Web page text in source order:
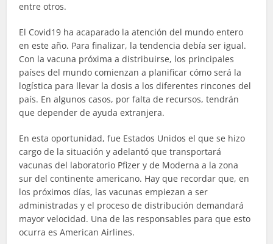
entre otros.
El Covid19 ha acaparado la atención del mundo entero
en este año. Para finalizar, la tendencia debía ser igual.
Con la vacuna próxima a distribuirse, los principales
países del mundo comienzan a planificar cómo será la
logística para llevar la dosis a los diferentes rincones del
país. En algunos casos, por falta de recursos, tendrán
que depender de ayuda extranjera.
En esta oportunidad, fue Estados Unidos el que se hizo
cargo de la situación y adelantó que transportará
vacunas del laboratorio Pfizer y de Moderna a la zona
sur del continente americano. Hay que recordar que, en
los próximos días, las vacunas empiezan a ser
administradas y el proceso de distribución demandará
mayor velocidad. Una de las responsables para que esto
ocurra es American Airlines.